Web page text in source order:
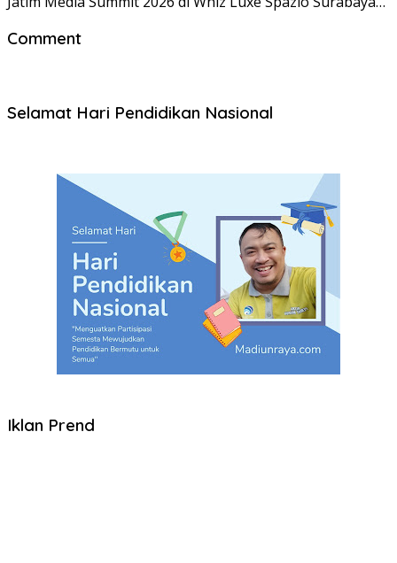
Comment
Selamat Hari Pendidikan Nasional
Iklan Prend